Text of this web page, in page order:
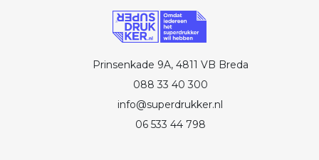
Prinsenkade 9A, 4811 VB Breda
088 33 40 300
info@superdrukker.nl
06 533 44 798